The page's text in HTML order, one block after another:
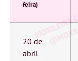
feira)
20 de
abril